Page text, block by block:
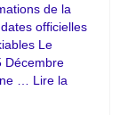
de la
officielles
Le
Décembre
… Lire la